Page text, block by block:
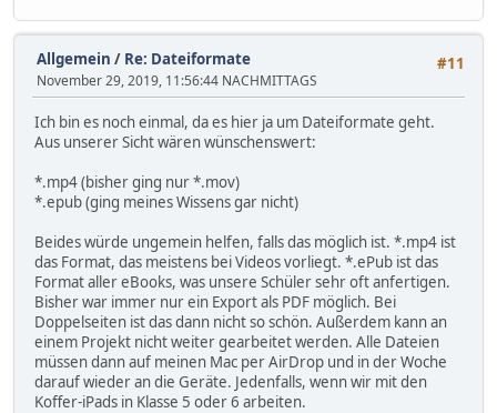
#11
Allgemein / Re: Dateiformate
November 29, 2019, 11:56:44 NACHMITTAGS
Ich bin es noch einmal, da es hier ja um Dateiformate geht.
Aus unserer Sicht wären wünschenswert:
*.mp4 (bisher ging nur *.mov)
*.epub (ging meines Wissens gar nicht)
Beides würde ungemein helfen, falls das möglich ist. *.mp4 ist
das Format, das meistens bei Videos vorliegt. *.ePub ist das
Format aller eBooks, was unsere Schüler sehr oft anfertigen.
Bisher war immer nur ein Export als PDF möglich. Bei
Doppelseiten ist das dann nicht so schön. Außerdem kann an
einem Projekt nicht weiter gearbeitet werden. Alle Dateien
müssen dann auf meinen Mac per AirDrop und in der Woche
darauf wieder an die Geräte. Jedenfalls, wenn wir mit den
Koffer-iPads in Klasse 5 oder 6 arbeiten.